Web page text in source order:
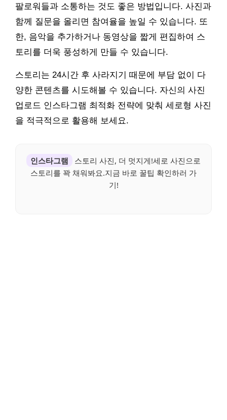
팔로워들과 소통하는 것도 좋은 방법입니다. 사진과
함께 질문을 올리면 참여율을 높일 수 있습니다. 또
한, 음악을 추가하거나 동영상을 짧게 편집하여 스
토리를 더욱 풍성하게 만들 수 있습니다.
스토리는 24시간 후 사라지기 때문에 부담 없이 다
양한 콘텐츠를 시도해볼 수 있습니다. 자신의 사진
업로드 인스타그램 최적화 전략에 맞춰 세로형 사진
을 적극적으로 활용해 보세요.
인스타그램
스토리 사진, 더 멋지게!세로 사진으로
스토리를 꽉 채워봐요.지금 바로 꿀팁 확인하러 가
기!